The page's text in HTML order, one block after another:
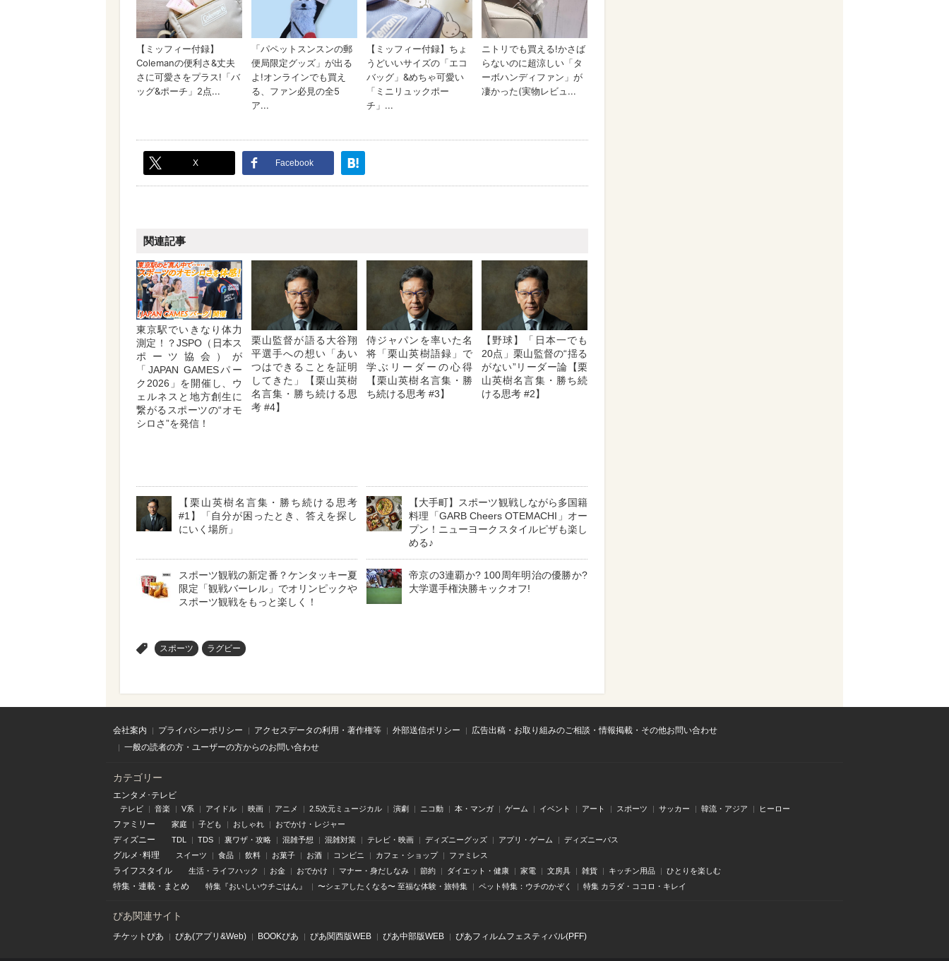
X Facebook
関連記事
東京駅でいきなり体力
測定！？JSPO（日本ス
ポーツ協会）が
「JAPAN GAMESパー
ク2026」を開催し、ウ
ェルネスと地方創生に
繋がるスポーツの“オモ
シロさ”を発信！
栗山監督が語る大谷翔
平選手への想い「あい
つはできることを証明
してきた」【栗山英樹
名言集・勝ち続ける思
考 #4】
侍ジャパンを率いた名
将「栗山英樹語録」で
学ぶリーダーの心得
【栗山英樹名言集・勝
ち続ける思考 #3】
【野球】「日本一でも
20点」栗山監督の“揺る
がない”リーダー論【栗
山英樹名言集・勝ち続
ける思考 #2】
【栗山英樹名言集・勝ち続ける思考
#1】「自分が困ったとき、答えを探し
にいく場所」
【大手町】スポーツ観戦しながら多国籍
料理「GARB Cheers OTEMACHI」オー
プン！ニューヨークスタイルピザも楽し
める♪
スポーツ観戦の新定番？ケンタッキー夏
限定「観戦バーレル」でオリンピックや
スポーツ観戦をもっと楽しく！
帝京の3連覇か? 100周年明治の優勝か?
大学選手権決勝キックオフ!
スポーツ ラグビー
会社案内 プライバシーポリシー アクセスデータの利用・著作権等 外部送信ポリシー
広告出稿・お取り組みのご相談・情報掲載・その他お問い合わせ
一般の読者の方・ユーザーの方からのお問い合わせ
カテゴリー
エンタメ･テレビ
テレビ 音楽 V系 アイドル 映画 アニメ 2.5次元ミュージカル 演劇 ニコ動 本・マンガ ゲーム イベント アート スポーツ サッカー 韓流・アジア ヒーロー
ファミリー 家庭 子ども おしゃれ おでかけ・レジャー
ディズニー TDL TDS 裏ワザ・攻略 混雑予想 混雑対策 テレビ・映画 ディズニーグッズ アプリ・ゲーム ディズニーパス
グルメ･料理 スイーツ 食品 飲料 お菓子 お酒 コンビニ カフェ・ショップ ファミレス
ライフスタイル 生活・ライフハック お金 おでかけ マナー・身だしなみ 節約 ダイエット・健康 家電 文房具 雑貨 キッチン用品 ひとりを楽しむ
特集 ・ 連載 ・ まとめ 特集『おいしいウチごはん』 〜シェアしたくなる〜 至福な体験・旅特集 ペット特集：ウチのかぞく 特集 カラダ・ココロ・キレイ
ぴあ関連サイト
チケットぴあ ぴあ(アプリ&Web) BOOKぴあ ぴあ関⻄版WEB ぴあ中部版WEB ぴあフィルムフェスティバル(PFF)